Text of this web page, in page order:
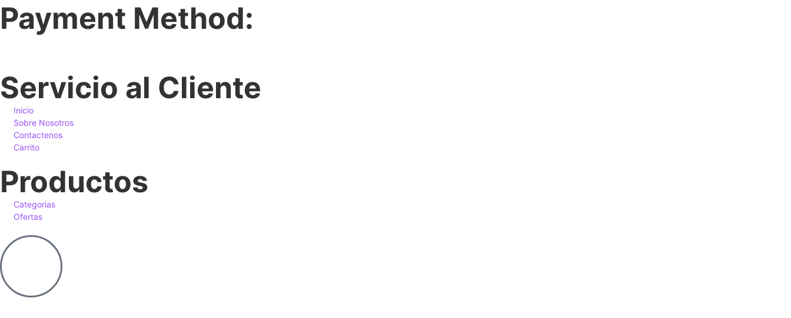
Payment Method:
Servicio al Cliente
Inicio
Sobre Nosotros
Contactenos
Carrito
Productos
Categorias
Ofertas